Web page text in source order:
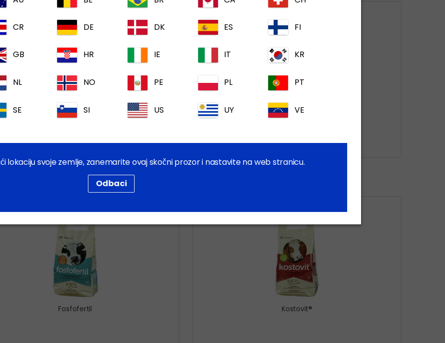
Acimiks F plus Becekasel®
Fosfofertil Kostovit®
CR DE DK ES FI
GB HR IE IT KR
NL NO PE PL PT
SE SI US UY VE
lokaciju svoje zemlje, zanemarite ovaj skočni prozor i nastavite na web stranicu.
Odbaci